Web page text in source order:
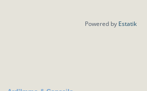
Powered by Estatik